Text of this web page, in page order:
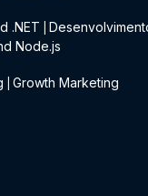
.NET
Node.js
Growth Marketing